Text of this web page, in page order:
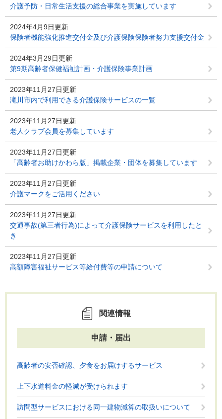
介護予防・日常生活支援の総合事業を実施しています
2024年4月9日更新
保険者機能強化推進交付金及び介護保険保険者努力支援交付金
2024年3月29日更新
第9期高齢者保健福祉計画・介護保険事業計画
2023年11月27日更新
滝川市内で利用できる介護保険サービスの一覧
2023年11月27日更新
老人クラブ会員を募集しています
2023年11月27日更新
「高齢者お助けかわら版」掲載企業・団体を募集しています
2023年11月27日更新
介護マークをご活用ください
2023年11月27日更新
交通事故(第三者行為)によって介護保険サービスを利用したと
き
2023年11月27日更新
高額障害福祉サービス等給付費等の申請について
関連情報
申請・届出
高齢者の安否確認、夕食をお届けするサービス
上下水道料金の軽減が受けられます
訪問型サービスにおける同一建物減算の取扱いについて